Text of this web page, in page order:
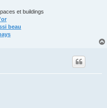
et buildings
beau